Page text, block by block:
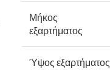
Μήκος
εξαρτήματος
Ύψος εξαρτήματος